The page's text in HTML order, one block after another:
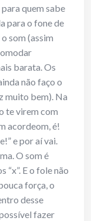
quem sabe
para o fone de
som (assim
barata. Os
não faço o
muito bem). Na
te virem com
acordeom, é!
e por aí vai.
O som é
E o fole não
força, o
desse
fazer